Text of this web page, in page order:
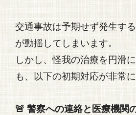
交通事故は予期せず発生す
が動揺してしまいます。
しかし、怪我の治療を円滑
も、以下の初期対応が非常に
🚨 警察への連絡と医療機関